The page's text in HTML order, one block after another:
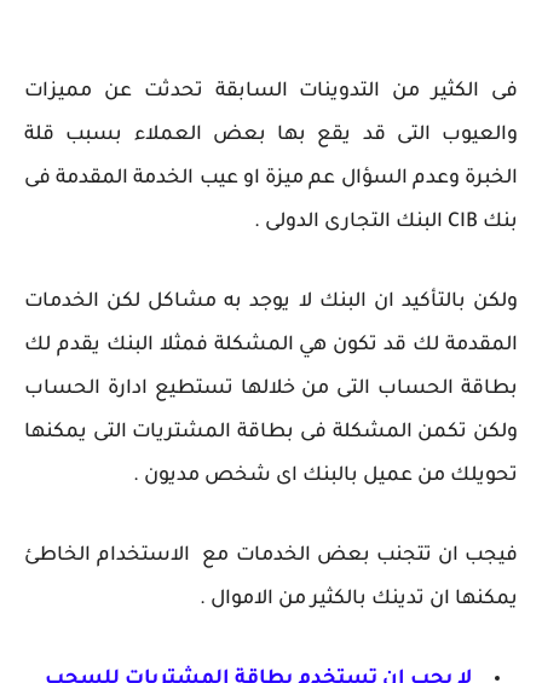
فى الكثير من التدوينات السابقة تحدثت عن مميزات
والعيوب التى قد يقع بها بعض العملاء بسبب قلة
الخبرة وعدم السؤال عم ميزة او عيب الخدمة المقدمة فى
بنك CIB البنك التجارى الدولى .
ولكن بالتأكيد ان البنك لا يوجد به مشاكل لكن الخدمات
المقدمة لك قد تكون هي المشكلة فمثلا البنك يقدم لك
بطاقة الحساب التى من خلالها تستطيع ادارة الحساب
ولكن تكمن المشكلة فى بطاقة المشتريات التى يمكنها
تحويلك من عميل بالبنك اى شخص مديون .
فيجب ان تتجنب بعض الخدمات مع الاستخدام الخاطئ
يمكنها ان تدينك بالكثير من الاموال .